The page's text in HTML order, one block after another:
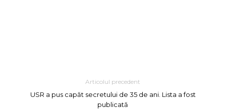
Articolul precedent
USR a pus capăt secretului de 35 de ani. Lista a fost
publicată